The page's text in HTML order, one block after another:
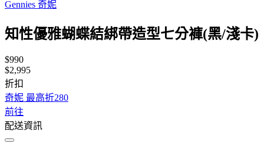
Gennies 奇妮
知性優雅蝴蝶結綁帶造型七分褲(黑/淺卡)
$990
$2,995
折扣
奇妮 最高折280
前往
配送資訊